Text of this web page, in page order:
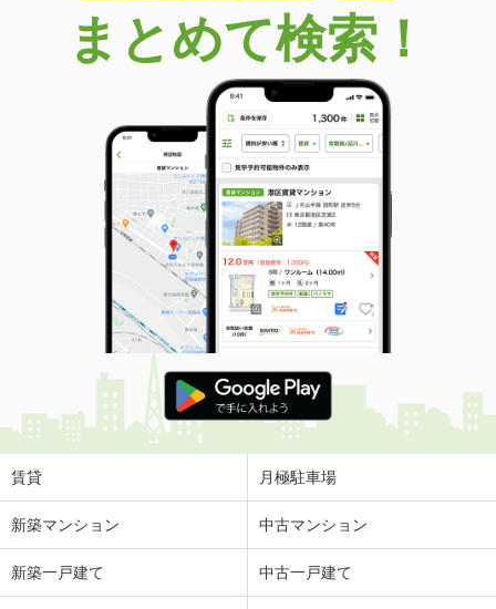
まとめて検索！
賃貸 月極駐車場
新築マンション 中古マンション
新築一戸建て 中古一戸建て